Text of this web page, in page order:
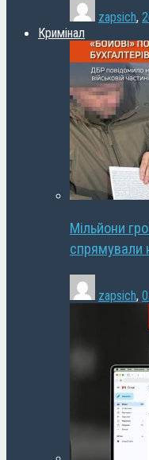
zapsich,
Кримінал
Мільйони
спрямували
zapsich,